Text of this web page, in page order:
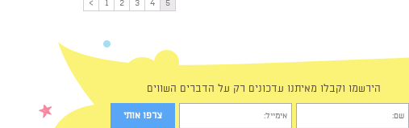
> 1 2 3 4 5
הירשמו וקבלו מאיתנו עדכונים רק על הדברים השווים